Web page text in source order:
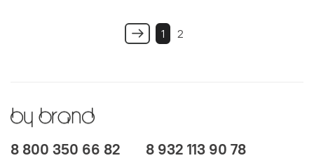
1 2
8 800 350 66 82 8 932 113 90 78